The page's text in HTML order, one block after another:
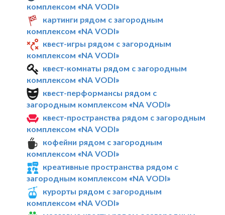
комплексом «NA VODI»
картинги рядом с загородным
комплексом «NA VODI»
квест-игры рядом с загородным
комплексом «NA VODI»
квест-комнаты рядом с загородным
комплексом «NA VODI»
квест-перформансы рядом с
загородным комплексом «NA VODI»
квест-пространства рядом с загородным
комплексом «NA VODI»
кофейни рядом с загородным
комплексом «NA VODI»
креативные пространства рядом с
загородным комплексом «NA VODI»
курорты рядом с загородным
комплексом «NA VODI»